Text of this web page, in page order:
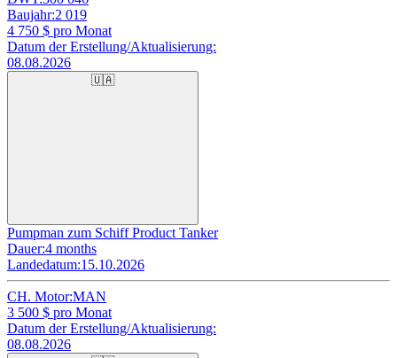
Baujahr:2 019
4 750 $ pro Monat
Datum der Erstellung/Aktualisierung:
08.08.2026
🇺🇦
Pumpman zum Schiff Product Tanker
Dauer:4 months
Landedatum:15.10.2026
CH. Motor:MAN
3 500 $ pro Monat
Datum der Erstellung/Aktualisierung:
08.08.2026